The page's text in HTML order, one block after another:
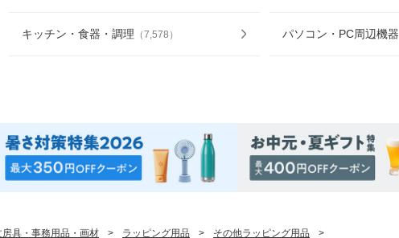
キッチン・食器・調理 （7,578 ） パソコン・PC周辺機器
房具・事務用品・画材 > ラッピング用品 > その他ラッピング用品 >